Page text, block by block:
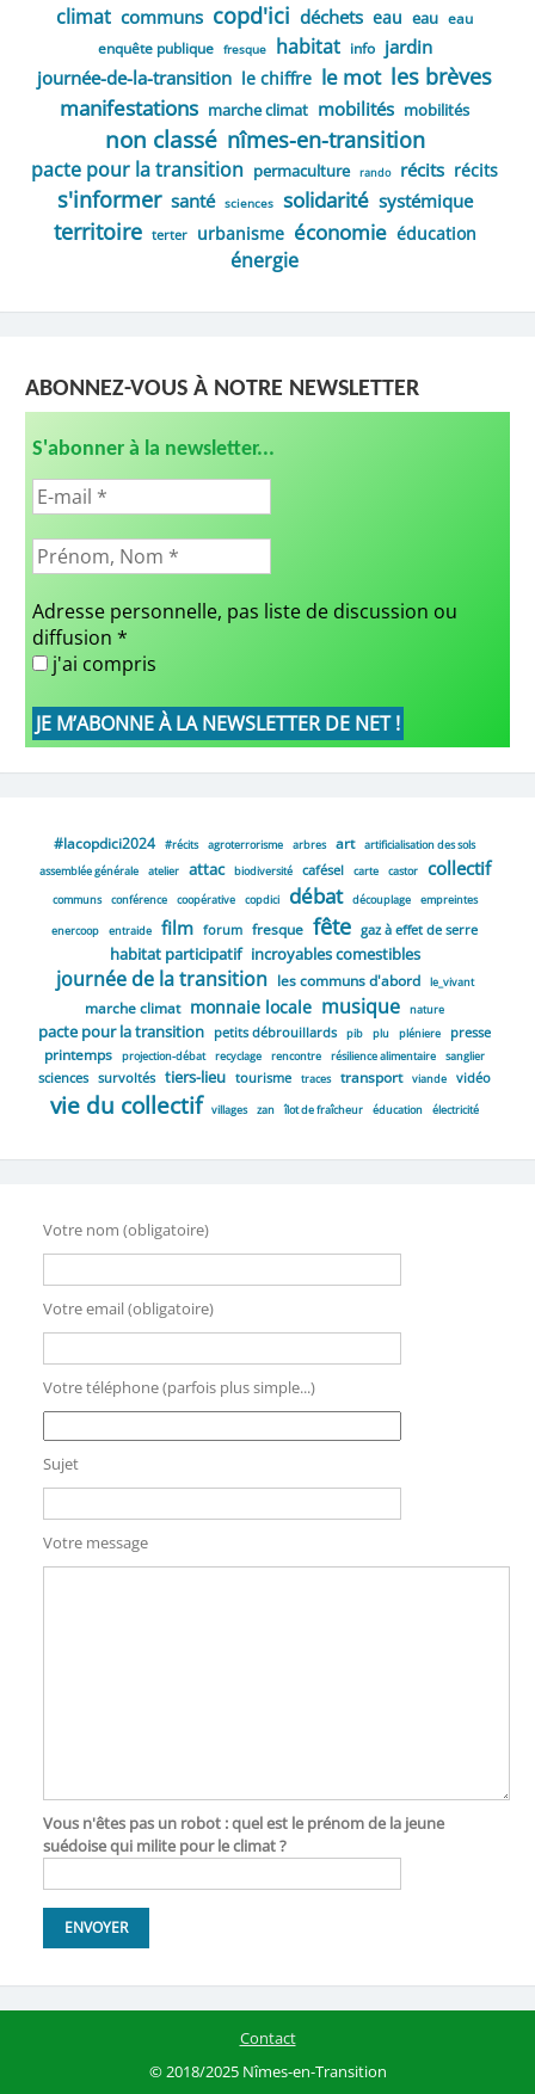
climat communs copd'ici déchets eau eau eau
enquête publique
fresque habitat info jardin
journée-de-la-transition le chiffre le mot les brèves
manifestations marche climat mobilités mobilités
non classé nîmes-en-transition
pacte pour la transition permaculture rando récits récits
s'informer santé sciences solidarité systémique
territoire terter urbanisme économie éducation
énergie
ABONNEZ-VOUS À NOTRE NEWSLETTER
S'abonner à la newsletter...
Adresse personnelle, pas liste de discussion ou
diffusion *
j'ai compris
#lacopdici2024 #récits agroterrorisme arbres art
artificialisation des sols
assemblée générale
atelier attac biodiversité cafésel carte castor collectif
communs conférence coopérative copdici débat découplage
empreintes
enercoop
entraide film forum fresque fête gaz à effet de serre
habitat participatif incroyables comestibles
journée de la transition les communs d'abord le_vivant
marche climat monnaie locale musique nature
pacte pour la transition petits débrouillards pib plu pléniere presse
printemps projection-débat recyclage rencontre résilience alimentaire sanglier
sciences survoltés tiers-lieu tourisme traces transport viande vidéo
vie du collectif villages zan îlot de fraîcheur éducation électricité
Votre nom (obligatoire)
Votre email (obligatoire)
Votre téléphone (parfois plus simple...)
Sujet
Votre message
Vous n'êtes pas un robot : quel est le prénom de la jeune
suédoise qui milite pour le climat ?
Contact
© 2018/2025 Nîmes-en-Transition